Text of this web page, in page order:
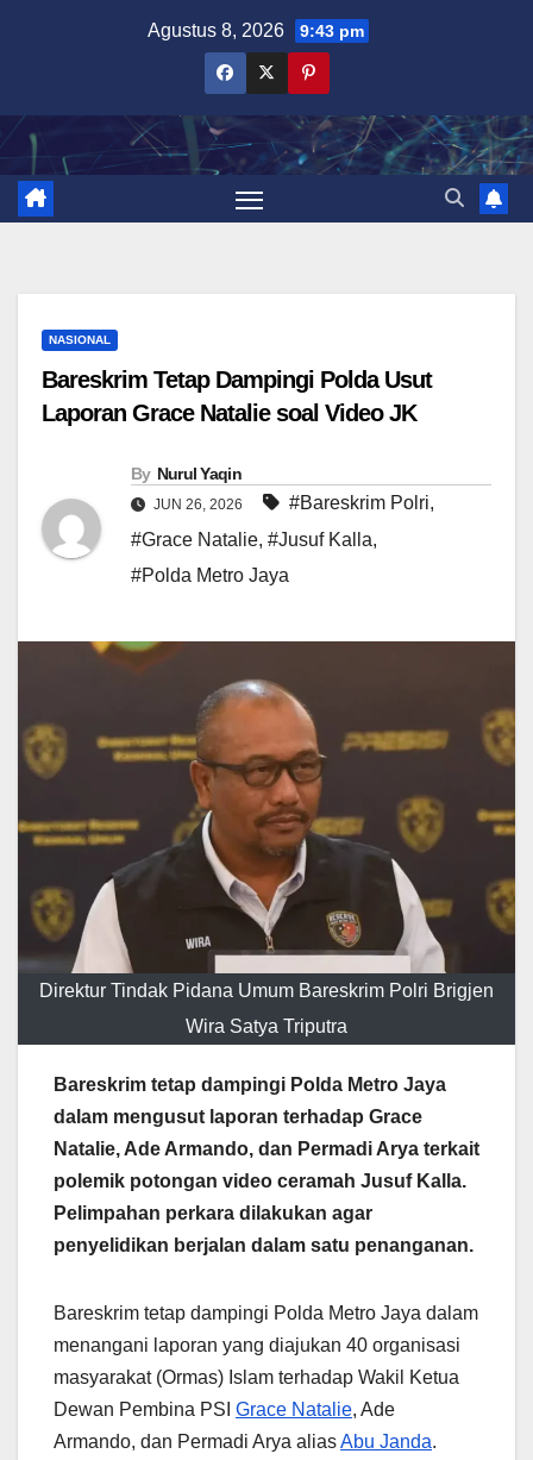
Agustus 8, 2026 9:43 pm
NASIONAL
Bareskrim Tetap Dampingi Polda Usut
Laporan Grace Natalie soal Video JK
By Nurul Yaqin
JUN 26, 2026 #Bareskrim Polri,
#Grace Natalie, #Jusuf Kalla,
#Polda Metro Jaya
Direktur Tindak Pidana Umum Bareskrim Polri Brigjen
Wira Satya Triputra
Bareskrim tetap dampingi Polda Metro Jaya
dalam mengusut laporan terhadap Grace
Natalie, Ade Armando, dan Permadi Arya terkait
polemik potongan video ceramah Jusuf Kalla.
Pelimpahan perkara dilakukan agar
penyelidikan berjalan dalam satu penanganan.
Bareskrim tetap dampingi Polda Metro Jaya dalam
menangani laporan yang diajukan 40 organisasi
masyarakat (Ormas) Islam terhadap Wakil Ketua
Dewan Pembina PSI Grace Natalie, Ade
Armando, dan Permadi Arya aliasAbu Janda.